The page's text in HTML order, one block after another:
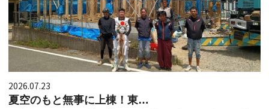
2026.07.23
夏空のもと無事に上棟！東…